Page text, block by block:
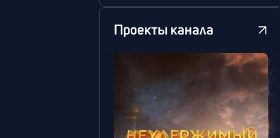
эпизоды проекта «Самый-
самый»
Проекты канала